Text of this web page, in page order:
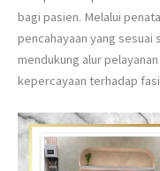
bagi pasien. Melalui
pencahayaan yang
mendukung alur
kepercayaan terhadap